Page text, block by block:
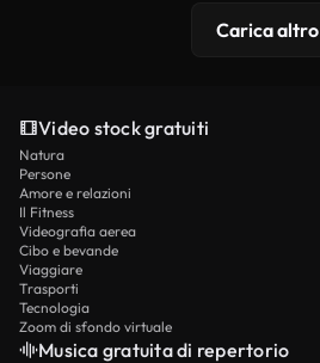
Carica altro
Video stock gratuiti
Natura
Persone
Amore e relazioni
Il Fitness
Videografia aerea
Cibo e bevande
Viaggiare
Trasporti
Tecnologia
Zoom di sfondo virtuale
Musica gratuita di repertorio